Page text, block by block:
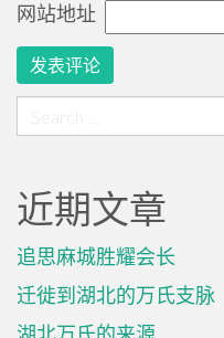
网站地址
for:
近期文章
追思麻城胜耀会长
迁徙到湖北的万氏支脉